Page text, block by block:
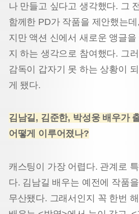
나 만들고 싶다고 생각했다. 그
함께한 PD가 작품을 제안했는
지만 액션 신에서 새로운 앵글
지 하는 생각으로 참여했다. 그
감독이 갑자기 못 하는 상황이
게 됐다.
김남길, 김준한, 박성웅 배우가
어떻게 이루어졌나?
캐스팅이 가장 어렵다. 관계로
다. 김남길 배우는 예전에 작품
무산됐다. 그래서인지 꼭 한번